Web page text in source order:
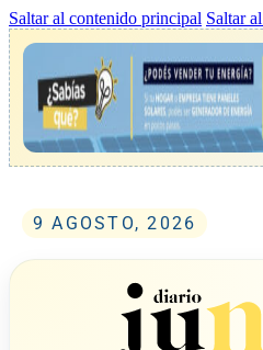
Saltar al contenido principal Saltar
9 AGOSTO, 2026